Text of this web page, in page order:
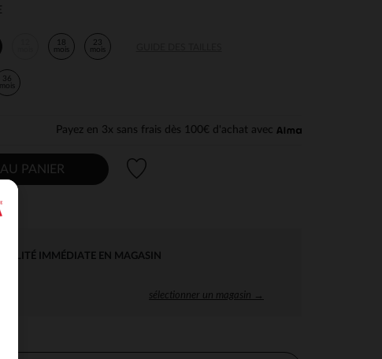
18
mois
23
mois
36
mois
Payez en 3x sans frais dès 100€ d'achat avec
PANIER
IMMÉDIATE EN MAGASIN
sélectionner un magasin →